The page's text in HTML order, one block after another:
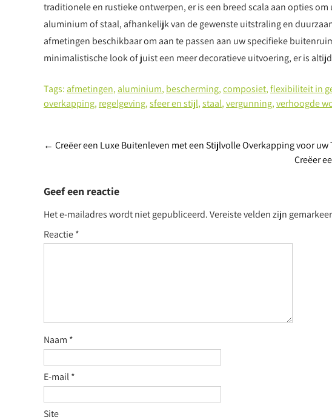
traditionele en rustieke ontwerpen, er is een breed scala aan opties
aluminium of staal, afhankelijk van de gewenste uitstraling en
afmetingen beschikbaar om aan te passen aan uw specifieke
minimalistische look of juist een meer decoratieve uitvoering, er is
Tags: afmetingen, aluminium, bescherming,composiet,flexibiliteit in
overkapping, regelgeving,sfeer en stijl,staal,vergunning,verhoogde
Post
← Creëer een Luxe Buitenleven met een Stijlvolle Overkapping voor uw
Creëer
Geef een reactie
Het e-mailadres wordt niet gepubliceerd.Vereiste velden zijn
Reactie*
Naam *
E-mail*
Site